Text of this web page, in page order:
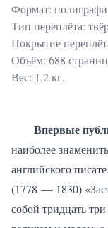
Формат:
Тип переплёта:
Покрытие
Объём: 688
Вес: 1,2 кг.
Впервые
наиболее
английского
(1778 — 1830)
собой тридцать